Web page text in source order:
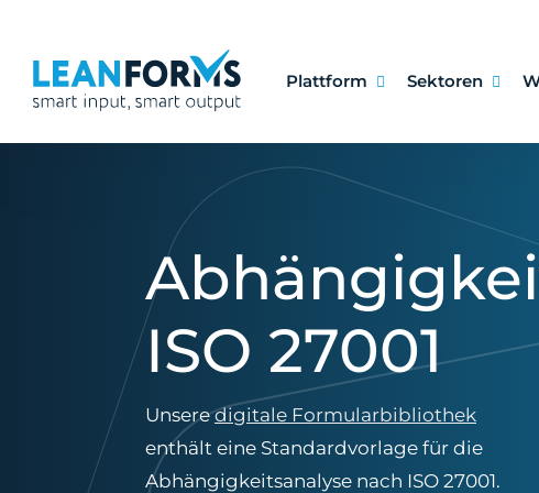
Plattform Sektoren
ISO 27001
Unseredigitale Formularbibliothek
enthält eine Standardvorlage für die
Abhängigkeitsanalyse nach ISO 27001.